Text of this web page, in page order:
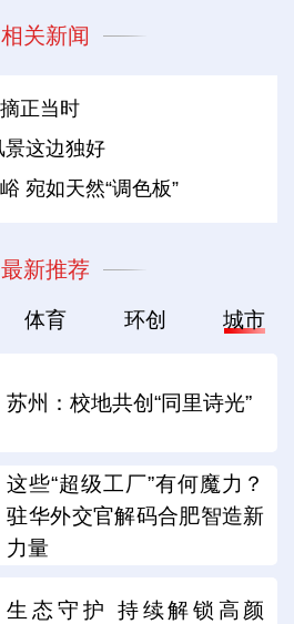
相关新闻
正当时
景这边独好
宛如天然“调色板”
最新推荐
体育 环创 城市
苏州：校地共创“同里诗光”
这些“超级工厂”有何魔力？
驻华外交官解码合肥智造新
力量
生态守护 持续解锁高颜